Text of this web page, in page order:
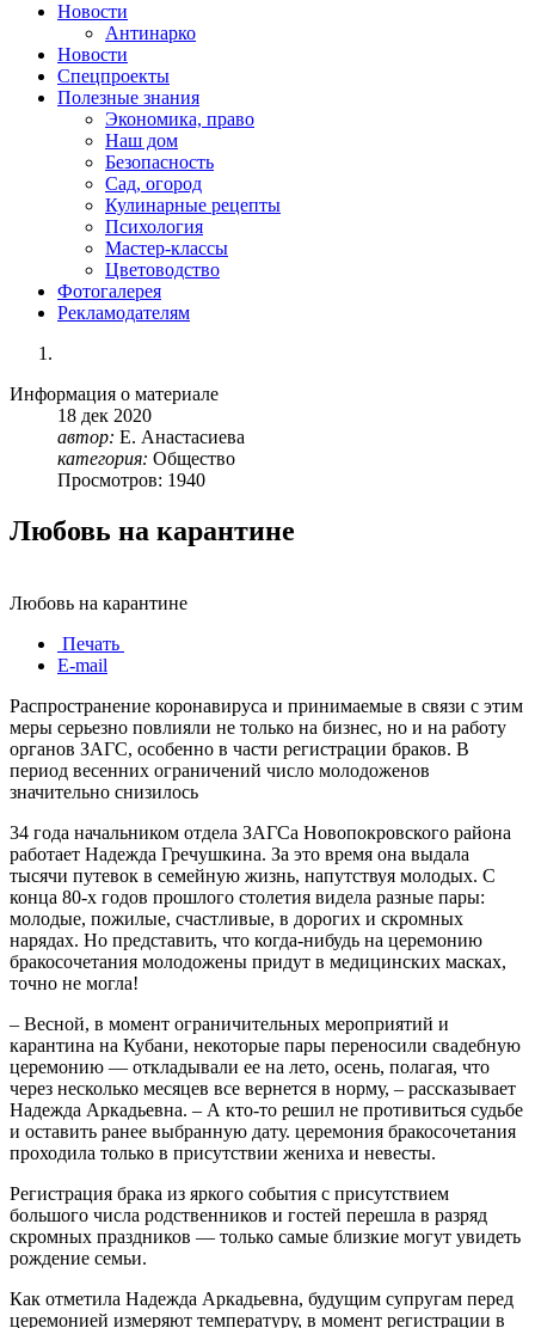
Новости
Антинарко
Новости
Спецпроекты
Полезные знания
Экономика, право
Наш дом
Безопасность
Сад, огород
Кулинарные рецепты
Психология
Мастер-классы
Цветоводство
Фотогалерея
Рекламодателям
Информация о материале
18 дек 2020
автор: Е. Анастасиева
категория: Общество
Просмотров: 1940
Любовь на карантине
Любовь на карантине
Печать
E-mail
Распространение коронавируса и принимаемые в связи с этим
меры серьезно повлияли не только на бизнес, но и на работу
органов ЗАГС, особенно в части регистрации браков. В
период весенних ограничений число молодоженов
значительно снизилось
34 года начальником отдела ЗАГСа Новопокровского района
работает Надежда Гречушкина. За это время она выдала
тысячи путевок в семейную жизнь, напутствуя молодых. С
конца 80-х годов прошлого столетия видела разные пары:
молодые, пожилые, счастливые, в дорогих и скромных
нарядах. Но представить, что когда-нибудь на церемонию
бракосочетания молодожены придут в медицинских масках,
точно не могла!
– Весной, в момент ограничительных мероприятий и
карантина на Кубани, некоторые пары переносили свадебную
церемонию — откладывали ее на лето, осень, полагая, что
через несколько месяцев все вернется в норму, – рассказывает
Надежда Аркадьевна. – А кто-то решил не противиться судьбе
и оставить ранее выбранную дату. церемония бракосочетания
проходила только в присутствии жениха и невесты.
Регистрация брака из яркого события с присутствием
большого числа родственников и гостей перешла в разряд
скромных праздников — только самые близкие могут увидеть
рождение семьи.
Как отметила Надежда Аркадьевна, будущим супругам перед
церемонией измеряют температуру, в момент регистрации в